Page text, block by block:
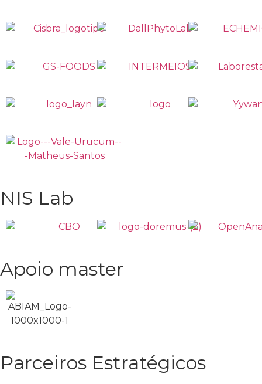
NIS Lab
Apoio master
Parceiros Estratégicos